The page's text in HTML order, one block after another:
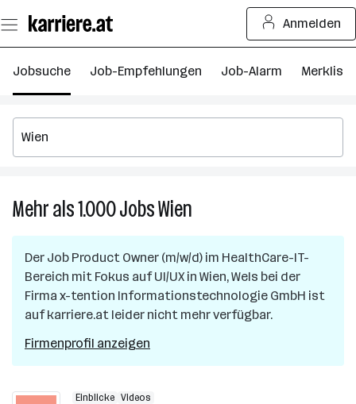
Seiteninhalt
springen
Anmelden
Jobsuche Job-Empfehlungen Job-Alarm Merkliste
Mehr als 1.000JobsWien
Jobs
in
Wien
Der Job Product Owner (m/w/d) im HealthCare-IT-
Bereich mit Fokus auf UI/UX in Wien, Wels bei der
Firma x-tention Informationstechnologie GmbH ist
auf karriere.at leider nicht mehr verfügbar.
Firmenprofil anzeigen
Einblicke Videos